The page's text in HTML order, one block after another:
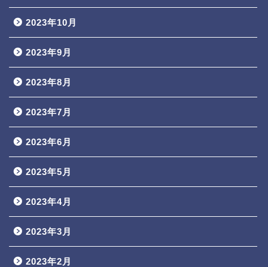
2023年10月
2023年9月
2023年8月
2023年7月
2023年6月
2023年5月
2023年4月
2023年3月
2023年2月